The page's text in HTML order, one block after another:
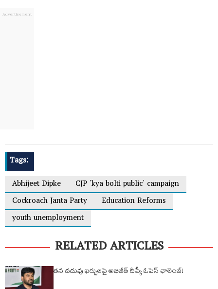
Tags:
Abhijeet Dipke
CJP 'kya bolti public' campaign
Cockroach Janta Party
Education Reforms
youth unemployment
RELATED ARTICLES
తన చదువు ఖర్చులపై అభిజీత్ దీప్కే ఓపెన్ ఛాలెంజ్!